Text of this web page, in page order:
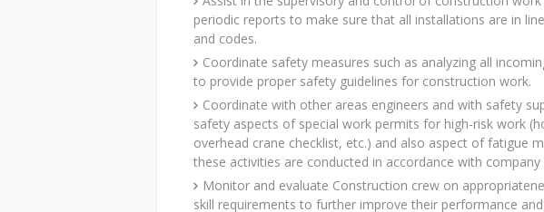
periodic reports to make sure that all installations are in
and codes.
Coordinate safety measures such as analyzing all
to provide proper safety guidelines for construction work.
Coordinate with other areas engineers and with safety
safety aspects of special work permits for high-risk work
overhead crane checklist, etc.) and also aspect of fatigue
these activities are conducted in accordance with
Monitor and evaluate Construction crew on
skill requirements to further improve their performance